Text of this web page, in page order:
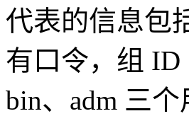
代表的信息包
有口令，组 ID
bin、adm 三个